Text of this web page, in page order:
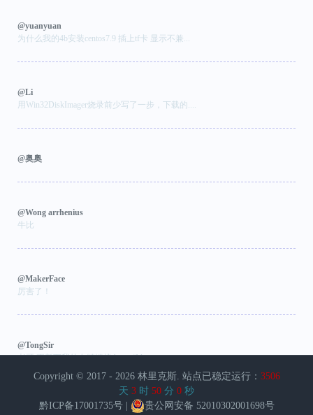
@yuanyuan
为什么我的4b安装centos7.9 插上tf卡 显示不兼...
@Li
用Win32DiskImager烧录前少写了一步，下载的....
@奥奥
@Wong arrhenius
牛比
@MakerFace
厉害了！
@TongSir
老哥 更新下我的友链链接 https://blog.ton...
Copyright © 2017 - 2026 林里克斯. 站点已稳定运行： 3506
天 3 时 50 分 0 秒
黔ICP备17001735号| 贵公网安备 52010302001698号